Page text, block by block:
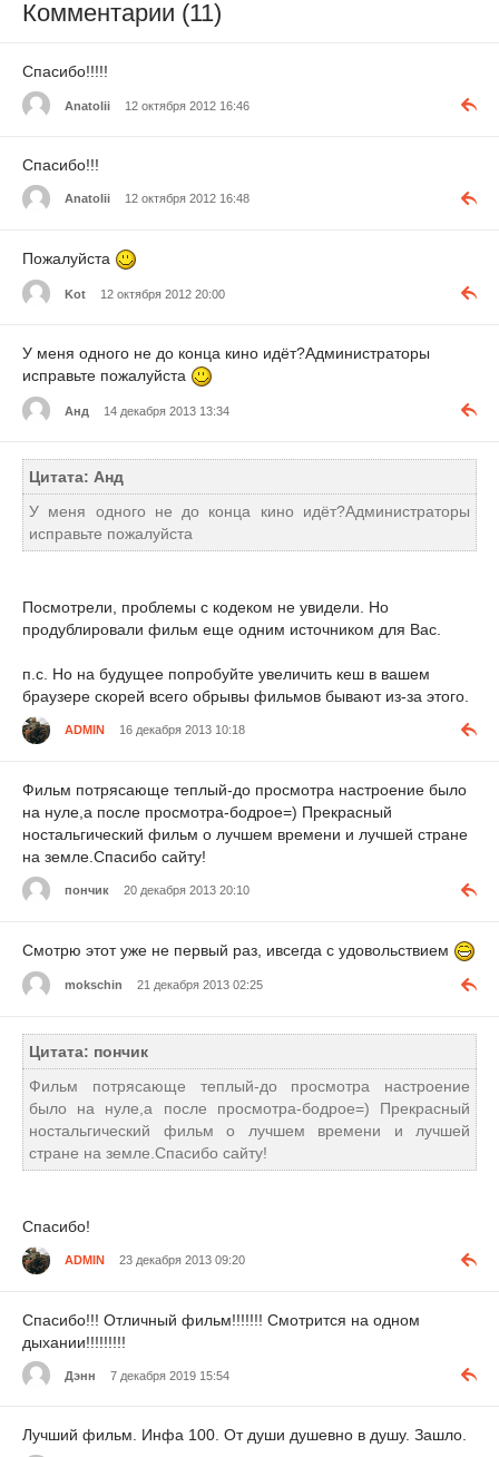
Комментарии (11)
Спасибо!!!!!
Anatolii 12 октября 2012 16:46
Спасибо!!!
Anatolii 12 октября 2012 16:48
Пожалуйста
Kot 12 октября 2012 20:00
У меня одного не до конца кино идёт?Администраторы
исправьте пожалуйста
Анд 14 декабря 2013 13:34
Цитата: Анд
У меня одного не до конца кино идёт?Администраторы
исправьте пожалуйста
Посмотрели, проблемы с кодеком не увидели. Но
продублировали фильм еще одним источником для Вас.
п.с. Но на будущее попробуйте увеличить кеш в вашем
браузере скорей всего обрывы фильмов бывают из-за этого.
ADMIN 16 декабря 2013 10:18
Фильм потрясающе теплый-до просмотра настроение было
на нуле,а после просмотра-бодрое=) Прекрасный
ностальгический фильм о лучшем времени и лучшей стране
на земле.Спасибо сайту!
пончик 20 декабря 2013 20:10
Смотрю этот уже не первый раз, ивсегда с удовольствием
mokschin 21 декабря 2013 02:25
Цитата: пончик
Фильм потрясающе теплый-до просмотра настроение
было на нуле,а после просмотра-бодрое=) Прекрасный
ностальгический фильм о лучшем времени и лучшей
стране на земле.Спасибо сайту!
Спасибо!
ADMIN 23 декабря 2013 09:20
Спасибо!!! Отличный фильм!!!!!!! Смотрится на одном
дыхании!!!!!!!!!
Дэнн 7 декабря 2019 15:54
Лучший фильм. Инфа 100. От души душевно в душу. Зашло.